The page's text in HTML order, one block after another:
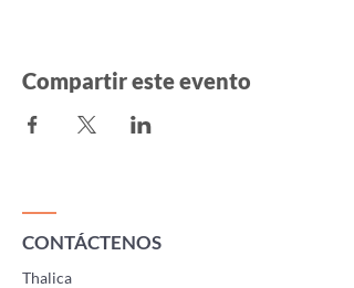
Compartir este evento
CONTÁCTENOS
Thalica